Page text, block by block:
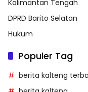
Kalimantan Tengah
DPRD Barito Selatan
Hukum
Populer Tag
berita kalteng